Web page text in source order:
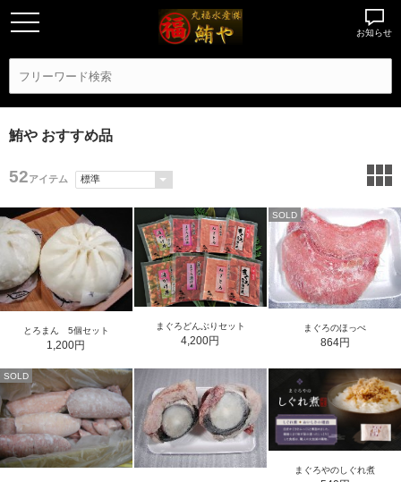
お知らせ
鮪や おすすめ品
52アイテム
とろまん 5個セット
1,200円
まぐろどんぶりセット
4,200円
SOLD
まぐろのほっぺ
864円
SOLD
まぐろやのしぐれ煮